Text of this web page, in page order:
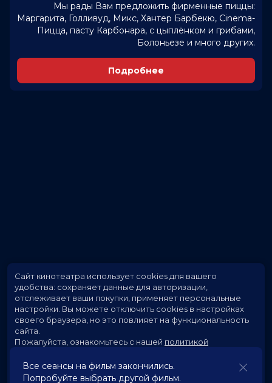
Мы рады Вам предложить фирменные пиццы:
Маргарита, Голливуд, Микс, Хантер Барбекю, Cinema-
Пицца, пасту Карбонара, с цыплёнком и грибами,
Болоньезе и много других.
Подробнее
Все сеансы на фильм закончились.
Попробуйте выбрать другой фильм.
Сайт кинотеатра использует cookies для вашего
удобства: сохраняет данные для авторизации,
отслеживает ваши покупки, применяет персональные
настройки. Вы можете отключить cookies в настройках
своего браузера, но это повлияет на функциональность
сайта.
Пожалуйста, ознакомьтесь с нашей политикой
Принять